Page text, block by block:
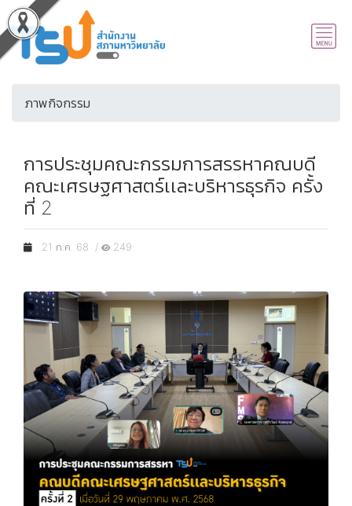
ภาพกิจกรรม
การประชุมคณะกรรมการสรรหาคณบดี
คณะเศรษฐศาสตร์เเละบริหารธุรกิจ ครั้ง
ที่ 2
21 ก.ค. 68 / 249